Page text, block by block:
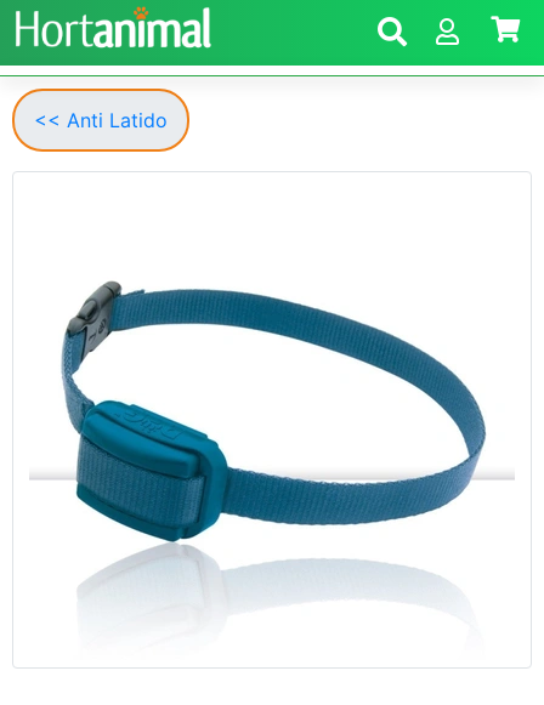
<< Anti Latido